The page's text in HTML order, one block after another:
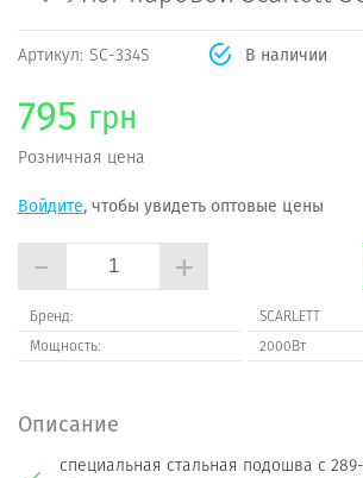
Артикул: SC-334S В наличии
795 грн
Розничная цена
Войдите, чтобы увидеть оптовые цены
- +
Бренд:
SCARLETT
Мощность:
2000Вт
Описание
специальная стальная подошва с